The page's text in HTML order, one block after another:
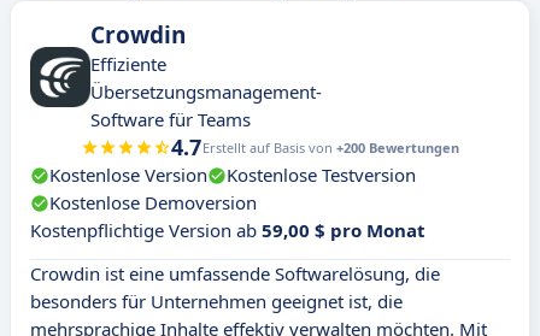
Crowdin
Effiziente
Übersetzungsmanagement-
Software für Teams
4.7Erstellt auf Basis von +200 Bewertungen
Kostenlose Version
Kostenlose Testversion
Kostenlose Demoversion
Kostenpflichtige Version ab 59,00 $ pro Monat
Crowdin ist eine umfassende Softwarelösung, die
besonders für Unternehmen geeignet ist, die
mehrsprachige Inhalte effektiv verwalten möchten. Mit